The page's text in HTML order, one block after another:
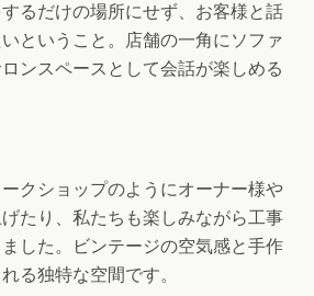
るだけの場所にせず、お客様と話
ということ。店舗の一角にソファ
ンスペースとして会話が楽しめる
クショップのようにオーナー様や
たり、私たちも楽しみながら工事
した。ビンテージの空気感と手作
る独特な空間です。